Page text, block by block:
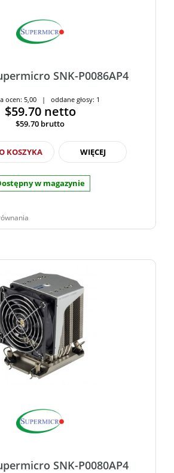
SNK-P0086AP4
ocen: 5,00 | oddane głosy: 1
$59.70 netto
$59.70 brutto
KOSZYKA WIĘCEJ
w magazynie
SNK-P0080AP4